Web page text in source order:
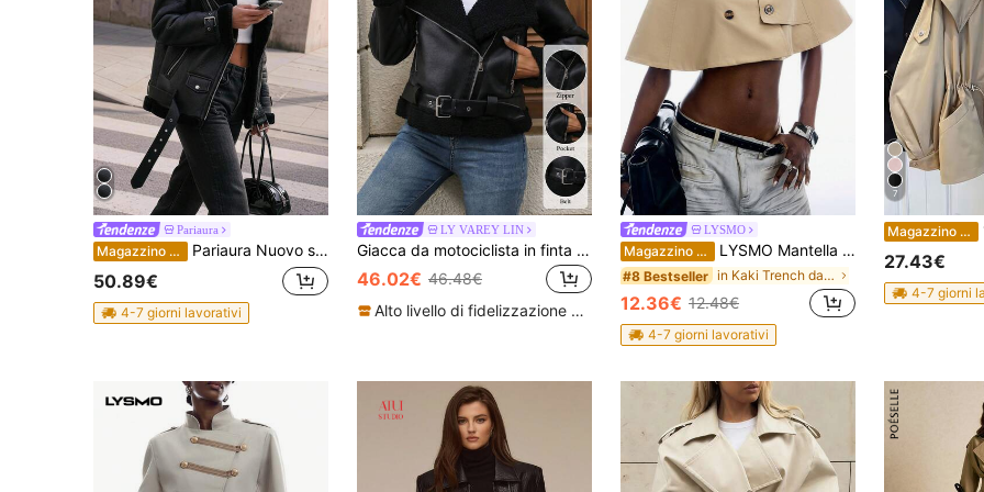
Pariaura
Magazzino EU Pariaura Nuovo stile giacca da motociclista in pelle PU imbottita in montone, cappotto invernale spesso da donna, giacca da aviatore in ecopelle con fodera di borg
50.89€
4-7 giorni lavorativi
LY VAREY LIN
Giacca da motociclista in finta pelle e fodera in pile da donna, giacca da volo invernale calda, stile corto nero
46.02€ 46.48€
Alto livello di fidelizzazione dei clienti
LYSMO
Magazzino EU LYSMO Mantella antivento doppiopetto di colore unito da donna
#8 Bestseller in Kaki Trench da donna
12.36€ 12.48€
4-7 giorni lavorativi
7
Magazzino EU
27.43€
4-7 giorni